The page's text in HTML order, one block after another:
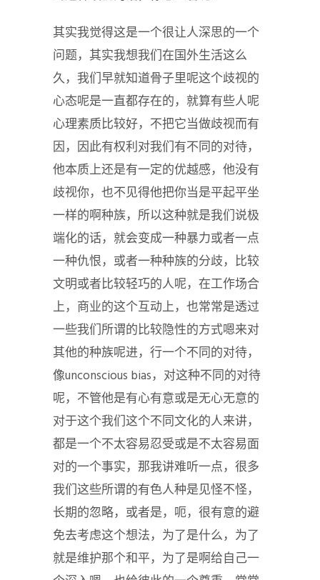
其实我觉得这是一个很让人深思的一个
问题，其实我想我们在国外生活这么
久，我们早就知道骨子里呢这个歧视的
心态呢是一直都存在的，就算有些人呢
心理素质比较好，不把它当做歧视而有
因，因此有权利对我们有不同的对待，
他本质上还是有一定的优越感，他没有
歧视你，也不见得他把你当是平起平坐
一样的啊种族，所以这种就是我们说极
端化的话，就会变成一种暴力或者一点
一种仇恨，或者一种种族的分歧，比较
文明或者比较轻巧的人呢，在工作场合
上，商业的这个互动上，也常常是透过
一些我们所谓的比较隐性的方式嗯来对
其他的种族呢进，行一个不同的对待，
像unconscious bias，对这种不同的对待
呢，不管他是有心有意或是无心无意的
对于这个我们这个不同文化的人来讲，
都是一个不太容易忍受或是不太容易面
对的一个事实，那我讲难听一点，很多
我们这些所谓的有色人种是见怪不怪，
长期的忽略，或者是，呃，很有意的避
免去考虑这个想法，为了是什么，为了
就是维护那个和平，为了是啊给自己一